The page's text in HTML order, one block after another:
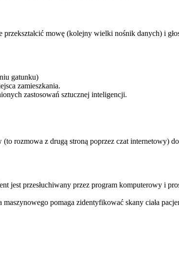
mowę (kolejny wielki nośnik danych) i
gatunku)
zamieszkania.
zastosowań sztucznej inteligencji.
rozmowa z drugą stroną poprzez czat internetowy)
jest przesłuchiwany przez program komputerowy i
pomaga zidentyfikować skany ciała